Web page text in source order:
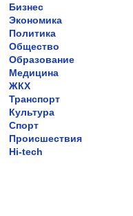
Бизнес
Экономика
Политика
Общество
Образование
Медицина
ЖКХ
Транспорт
Культура
Спорт
Происшествия
Hi-tech